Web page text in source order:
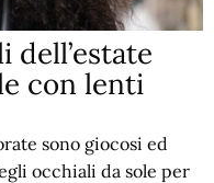
dell’estate
con lenti
sono giocosi ed
occhiali da sole per